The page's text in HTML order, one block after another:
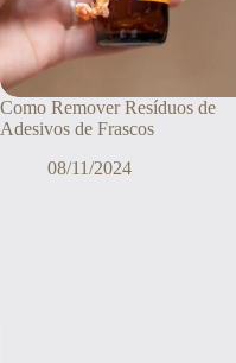
Como Remover Resíduos de
Adesivos de Frascos
08/11/2024